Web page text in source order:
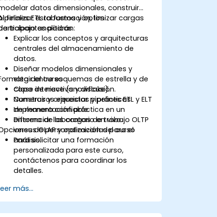
datos dimensionales, construir
ETL robustos y optimizar cargas
trabajo analíticas.
finalizar esta formación, los
podrán:
Explicar los conceptos y arquitecturas
centrales del almacenamiento de
datos.
Diseñar modelos dimensionales y
elegir entre esquemas de estrella y de
copo de nieve (snowflake).
Construir y orquestar pipelines ETL y ELT
de manera confiable.
Diferenciar las cargas de trabajo OLTP
versus OLAP y optimizarlas para el
análisis.
del curso
Clase interactiva y discusión.
Numerosos ejercicios y prácticas.
Implementación práctica en un
entorno de laboratorio en vivo.
de personalización del curso
Para solicitar una formación
personalizada para este curso,
contáctenos para coordinar los
detalles.
más...